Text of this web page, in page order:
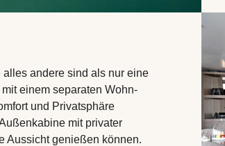
andere sind als nur eine
einem separaten Wohn-
und Privatsphäre
mit privater
Aussicht genießen können.